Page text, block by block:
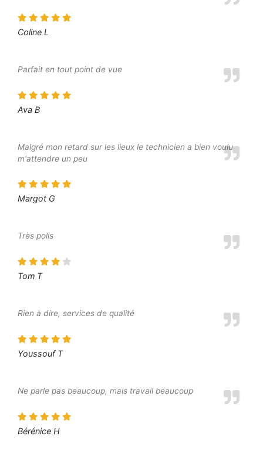
Coline L
Parfait en tout point de vue
Ava B
Malgré mon retard sur les lieux le technicien a bien voulu
m'attendre un peu
Margot G
Très polis
Tom T
Rien à dire, services de qualité
Youssouf T
Ne parle pas beaucoup, mais travail beaucoup
Bérénice H